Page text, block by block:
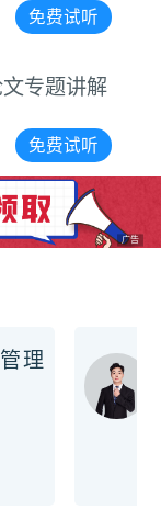
听
解
听
广告
理